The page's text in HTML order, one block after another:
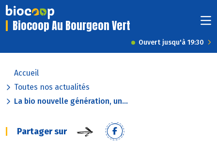
Biocoop Au Bourgeon Vert
Ouvert jusqu'à 19:30
Accueil
Toutes nos actualités
La bio nouvelle génération, un...
Partager sur